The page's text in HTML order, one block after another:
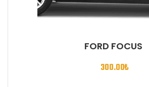
FORD FOCUS
300.00₺